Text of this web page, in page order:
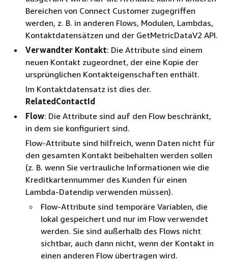
Bereichen von Connect Customer zugegriffen
werden, z. B. in anderen Flows, Modulen, Lambdas,
Kontaktdatensätzen und der GetMetricDataV2 API.
Verwandter Kontakt: Die Attribute sind einem
neuen Kontakt zugeordnet, der eine Kopie der
ursprünglichen Kontakteigenschaften enthält.
Im Kontaktdatensatz ist dies der.
RelatedContactId
Flow: Die Attribute sind auf den Flow beschränkt,
in dem sie konfiguriert sind.
Flow-Attribute sind hilfreich, wenn Daten nicht für
den gesamten Kontakt beibehalten werden sollen
(z. B. wenn Sie vertrauliche Informationen wie die
Kreditkartennummer des Kunden für einen
Lambda-Datendip verwenden müssen).
Flow-Attribute sind temporäre Variablen, die
lokal gespeichert und nur im Flow verwendet
werden. Sie sind außerhalb des Flows nicht
sichtbar, auch dann nicht, wenn der Kontakt in
einen anderen Flow übertragen wird.